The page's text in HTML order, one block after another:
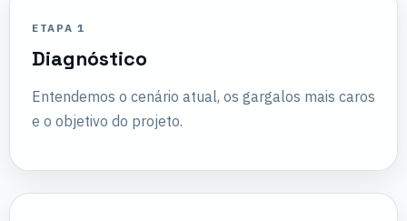
ETAPA 1
Diagnóstico
Entendemos o cenário atual, os gargalos mais caros
e o objetivo do projeto.